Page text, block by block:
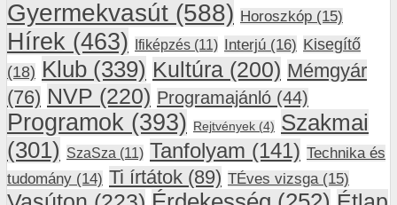
Gyermekvasút (588) Horoszkóp (15)
Hírek (463) Ifiképzés (11) Interjú (16) Kisegítő
(18) Klub (339) Kultúra (200) Mémgyár
(76) NVP (220) Programajánló (44)
Programok (393) Rejtvények (4) Szakmai
(301) SzaSza (11) Tanfolyam (141) Technika és
tudomány (14) Ti írtátok (89) TÉves vizsga(15)